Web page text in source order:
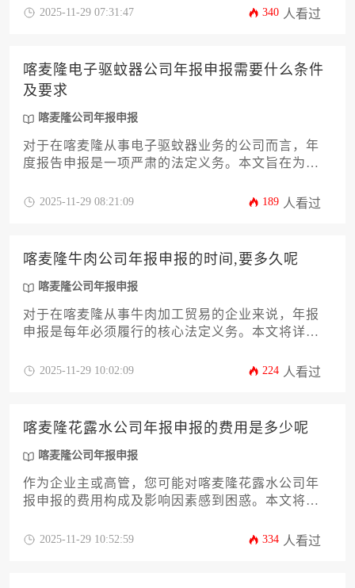
章针对企业主及高管群体的实操需求，提供从基础
2025-11-29 07:31:47 340 人看过
喀麦隆电子驱蚊器公司年报申报需要什么条件
及要求
喀麦隆公司年报申报
对于在喀麦隆从事电子驱蚊器业务的公司而言，年
度报告申报是一项严肃的法定义务。本文旨在为各
喀麦隆公司年报申报所需满足的各项前置条件、核
规范，到向投资促进署（API）及税务总署（DGI）
等主管部门提交材料的完整路径，帮助您的企业高
效合规地完成此项工作，确保在喀麦隆市场的稳健
2025-11-29 08:21:09 189 人看过
喀麦隆牛肉公司年报申报的时间,要多久呢
喀麦隆公司年报申报
对于在喀麦隆从事牛肉加工贸易的企业来说，年报
申报是每年必须履行的核心法定义务。本文将详细
整申报流程所需时长，并深入探讨影响申报周期的
的操作指南，确保企业能够高效、合规地完成喀麦
隆公司年报申报工作，规避潜在的法律风险。
2025-11-29 10:02:09 224 人看过
喀麦隆花露水公司年报申报的费用是多少呢
喀麦隆公司年报申报
作为企业主或高管，您可能对喀麦隆花露水公司年
报申报的费用构成及影响因素感到困惑。本文将深
汇率波动影响、合规建议及潜在风险控制策略，帮
2025-11-29 10:52:59 334 人看过